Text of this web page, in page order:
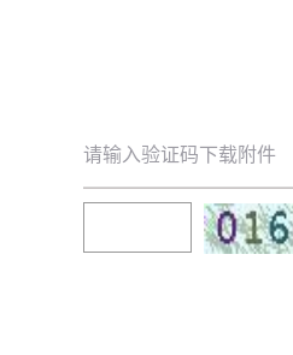
请输入验证码下载附件